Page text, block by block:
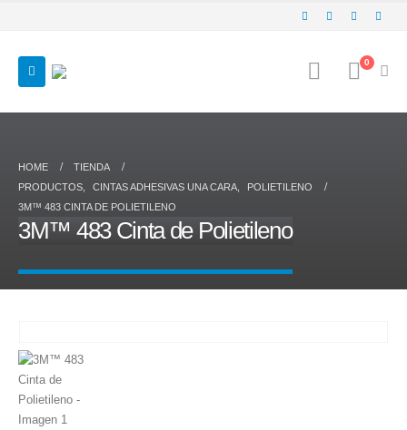
0
HOME
TIENDA
PRODUCTOS
CINTAS ADHESIVAS UNA CARA
POLIETILENO
3M™ 483 CINTA DE POLIETILENO
3M™ 483 Cinta de Polietileno